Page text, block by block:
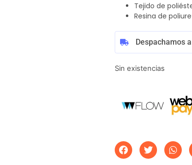
Tejido de
Resina de
Despachamos
Sin existencias